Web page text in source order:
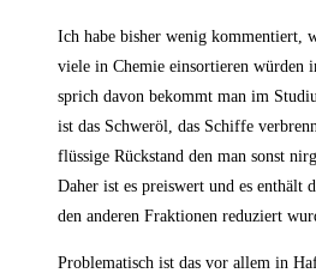
Ich habe bisher wenig kommentiert,
viele in Chemie einsortieren würden
sprich davon bekommt man im
ist das Schweröl, das Schiffe
flüssige Rückstand den man sonst
Daher ist es preiswert und es enthält
den anderen Fraktionen reduziert
Problematisch ist das vor allem in